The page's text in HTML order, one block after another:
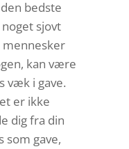
bedste
sjovt
mennesker
kan være
væk i gave.
er ikke
dig fra din
som gave,